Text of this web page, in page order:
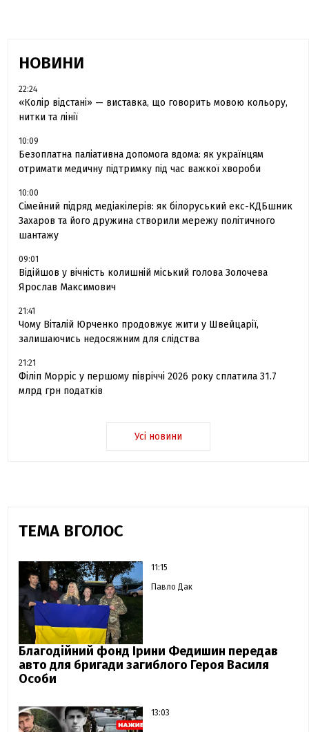
НОВИНИ
22:24
«Колір відстані» — виставка, що говорить мовою кольору,
нитки та лінії
10:09
Безоплатна паліативна допомога вдома: як українцям
отримати медичну підтримку під час важкої хвороби
10:00
Сімейний підряд медіакілерів: як білоруський екс-КДБшник
Захаров та його дружина створили мережу політичного
шантажу
09:01
Відійшов у вічність колишній міський голова Золочева
Ярослав Максимович
21:41
Чому Віталій Юрченко продовжує жити у Швейцарії,
залишаючись недосяжним для слідства
21:21
Філіп Морріс у першому півріччі 2026 року сплатила 31.7
млрд грн податків
Усі новини
ТЕМА ВГОЛОС
11:15
Павло Дак
Благодійний фонд Ірини Федишин передав
авто для бригади загиблого Героя Василя
Особи
13:03